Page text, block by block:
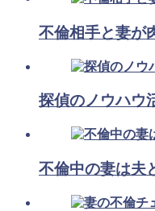
不倫相手と妻が
探偵のノウハウ
不倫中の妻は夫